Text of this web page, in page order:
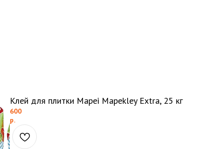
Клей для плитки Mapei Mapekley Extra, 25 кг
600
р.